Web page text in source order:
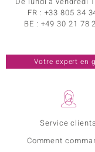
Service clients
Comment
FR : +33 805 34
BE : +49 30 21 78
Votre expert en